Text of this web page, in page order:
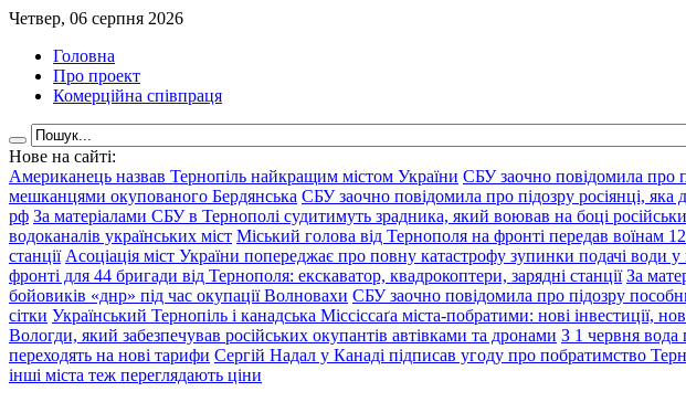
Четвер, 06 серпня 2026
Головна
Про проект
Комерційна співпраця
Нове на сайті:
Американець назвав Тернопіль найкращим містом України СБУ заочно повідомила про
мешканцями окупованого Бердянська СБУ заочно повідомила про підозру росіянці,
рф За матеріалами СБУ в Тернополі судитимуть зрадника, який воював на боці
водоканалів українських міст Міський голова від Тернополя на фронті передав воїнам
станції Асоціація міст України попереджає про повну катастрофу зупинки подачі води
фронті для 44 бригади від Тернополя: екскаватор, квадрокоптери, зарядні станції За
бойовиків «днр» під час окупації Волновахи СБУ заочно повідомила про підозру
сітки Український Тернопіль і канадська Міссіссаґа міста-побратими: нові інвестиції,
Вологди, який забезпечував російських окупантів автівками та дронами З 1 червня
переходять на нові тарифи Сергій Надал у Канаді підписав угоду про побратимство
інші міста теж переглядають ціни